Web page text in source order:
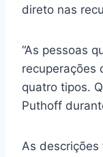
direto nas
“As pessoas
recuperações
quatro tipos.
Puthoff
As